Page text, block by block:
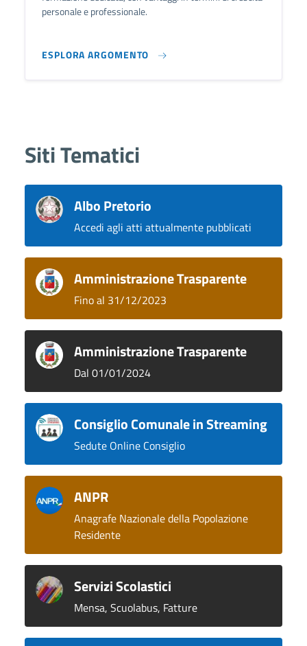
personale e professionale.
ESPLORA ARGOMENTO
Siti Tematici
Albo Pretorio
Accedi agli atti attualmente pubblicati
Amministrazione Trasparente
Fino al 31/12/2023
Amministrazione Trasparente
Dal 01/01/2024
Consiglio Comunale in Streaming
Sedute Online Consiglio
ANPR
Anagrafe Nazionale della Popolazione
Residente
Servizi Scolastici
Mensa, Scuolabus, Fatture